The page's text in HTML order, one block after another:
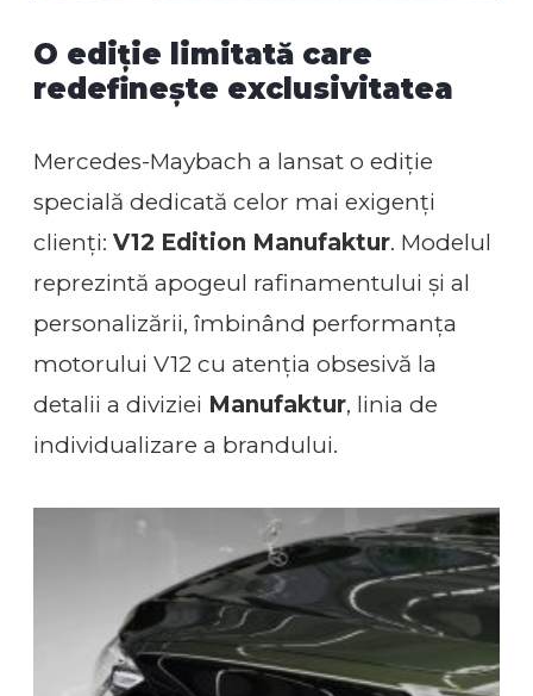
O ediție limitată care
redefinește exclusivitatea
Mercedes-Maybach a lansat o ediție
specială dedicată celor mai exigenți
clienți: V12 Edition Manufaktur. Modelul
reprezintă apogeul rafinamentului și al
personalizării, îmbinând performanța
motorului V12 cu atenția obsesivă la
detalii a diviziei Manufaktur, linia de
individualizare a brandului.